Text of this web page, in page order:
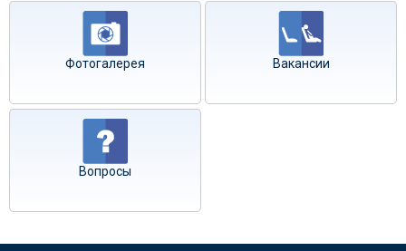
Фотогалерея Вакансии
Вопросы